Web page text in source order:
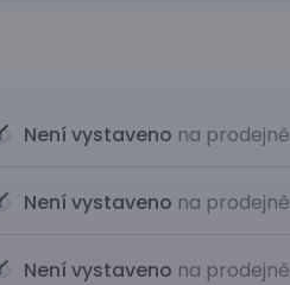
Není vystaveno na prodejně
Není vystaveno na prodejně
Není vystaveno na prodejně